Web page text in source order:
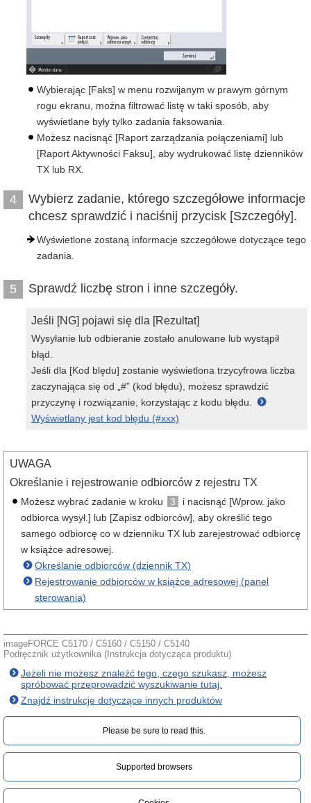
Wybierając [Faks] w menu rozwijanym w prawym górnym
rogu ekranu, można filtrować listę w taki sposób, aby
wyświetlane były tylko zadania faksowania.
Możesz nacisnąć [Raport zarządzania połączeniami] lub
[Raport Aktywności Faksu], aby wydrukować listę dzienników
TX lub RX.
4
Wybierz zadanie, którego szczegółowe informacje
chcesz sprawdzić i naciśnij przycisk [Szczegóły].
Wyświetlone zostaną informacje szczegółowe dotyczące tego
zadania.
5 Sprawdź liczbę stron i inne szczegóły.
Jeśli [NG] pojawi się dla [Rezultat]
Wysyłanie lub odbieranie zostało anulowane lub wystąpił
błąd.
Jeśli dla [Kod blędu] zostanie wyświetlona trzycyfrowa liczba
zaczynająca się od „#” (kod błędu), możesz sprawdzić
przyczynę i rozwiązanie, korzystając z kodu błędu.
Wyświetlany jest kod błędu (#xxx)
UWAGA
Określanie i rejestrowanie odbiorców z rejestru TX
Możesz wybrać zadanie w kroku 3
i nacisnąć [Wprow. jako
odbiorca wysył.] lub [Zapisz odbiorców], aby określić tego
samego odbiorcę co w dzienniku TX lub zarejestrować odbiorcę
w książce adresowej.
Określanie odbiorców (dziennik TX)
Rejestrowanie odbiorców w książce adresowej (panel
sterowania)
imageFORCE C5170 / C5160 / C5150 / C5140
Podręcznik użytkownika (Instrukcja dotycząca produktu)
Jeżeli nie możesz znaleźć tego, czego szukasz, możesz
spróbować przeprowadzić wyszukiwanie tutaj.
Znajdź instrukcje dotyczące innych produktów
Please be sure to read this.‎
Supported browsers